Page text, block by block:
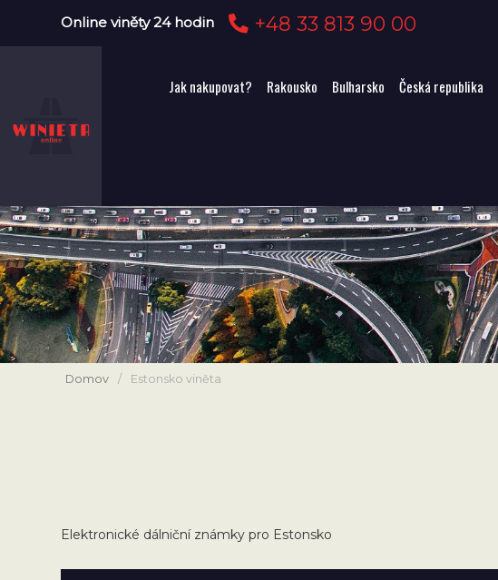
Online viněty 24 hodin +48 33 813 90 00
Jak nakupovat? Rakousko Bulharsko Česká republika
Domov / Estonsko viněta
Elektronické dálniční známky pro Estonsko